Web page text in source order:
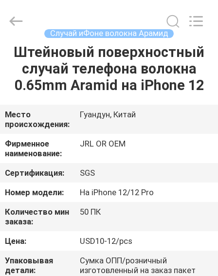
ДОМ
ТОВАРЫ
ВИДЕО
VR-
ШОУ
О
НАС
КОНТРОЛЬ
КАЧЕСТВА
Technology
Случай иФоне волокна Арамид
Штейновый поверхностный
случай телефона волокна
0.65mm Aramid на iPhone 12
Место
происхождения:
Гуандун, Китай
Фирменное
наименование:
JRL OR OEM
Сертификация:
SGS
Номер модели:
На iPhone 12/12 Pro
Количество мин
заказа:
50 ПК
Цена:
USD10-12/pcs
Упаковывая
детали:
Сумка ОПП/розничный
изготовленный на заказ пакет